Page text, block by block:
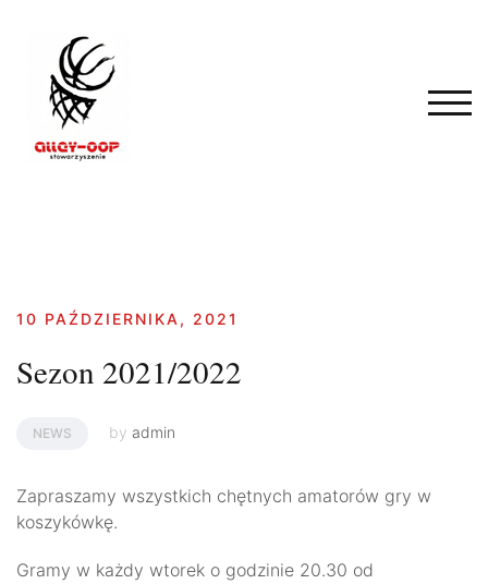
content
10 PAŹDZIERNIKA, 2021
Sezon 2021/2022
NEWS by admin
Zapraszamy wszystkich chętnych amatorów gry w
koszykówkę.
Gramy w każdy wtorek o godzinie 20.30 od